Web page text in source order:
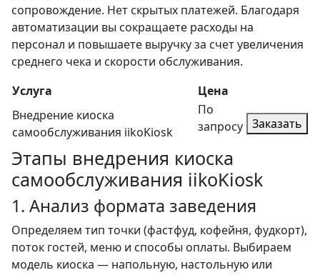
сопровождение. Нет скрытых платежей. Благодаря
автоматизации вы сокращаете расходы на
персонал и повышаете выручку за счет увеличения
среднего чека и скорости обслуживания.
Услуга
Цена
Внедрение киоска
самообслуживания iikoKiosk
По
запросу Заказать
Этапы внедрения киоска
самообслуживания iikoKiosk
1. Анализ формата заведения
Определяем тип точки (фастфуд, кофейня, фудкорт),
поток гостей, меню и способы оплаты. Выбираем
модель киоска — напольную, настольную или